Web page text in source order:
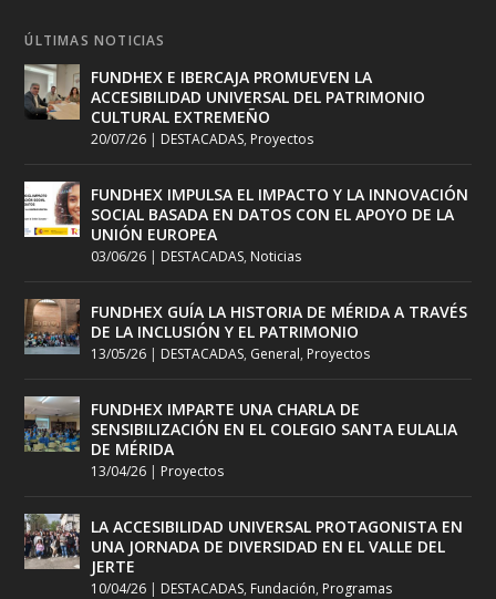
ÚLTIMAS NOTICIAS
FUNDHEX E IBERCAJA PROMUEVEN LA
ACCESIBILIDAD UNIVERSAL DEL PATRIMONIO
CULTURAL EXTREMEÑO
20/07/26 | DESTACADAS, Proyectos
FUNDHEX IMPULSA EL IMPACTO Y LA INNOVACIÓN
SOCIAL BASADA EN DATOS CON EL APOYO DE LA
UNIÓN EUROPEA
03/06/26 | DESTACADAS, Noticias
FUNDHEX GUÍA LA HISTORIA DE MÉRIDA A TRAVÉS
DE LA INCLUSIÓN Y EL PATRIMONIO
13/05/26 | DESTACADAS, General, Proyectos
FUNDHEX IMPARTE UNA CHARLA DE
SENSIBILIZACIÓN EN EL COLEGIO SANTA EULALIA
DE MÉRIDA
13/04/26 | Proyectos
LA ACCESIBILIDAD UNIVERSAL PROTAGONISTA EN
UNA JORNADA DE DIVERSIDAD EN EL VALLE DEL
JERTE
10/04/26 | DESTACADAS, Fundación, Programas